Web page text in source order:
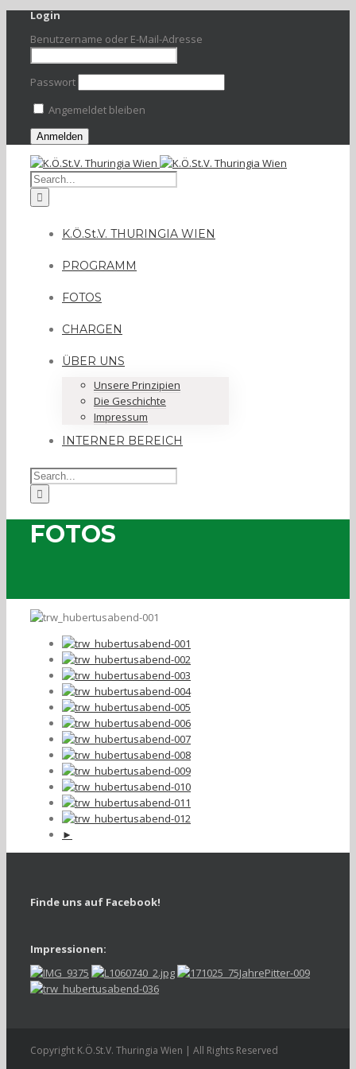
Login
Benutzername oder E-Mail-Adresse
Passwort
Angemeldet bleiben
K.Ö.St.V. THURINGIA WIEN
PROGRAMM
FOTOS
CHARGEN
ÜBER UNS
Unsere Prinzipien
Die Geschichte
Impressum
INTERNER BEREICH
FOTOS
►
Finde uns auf Facebook!
Impressionen:
Copyright K.Ö.St.V. Thuringia Wien | All Rights Reserved